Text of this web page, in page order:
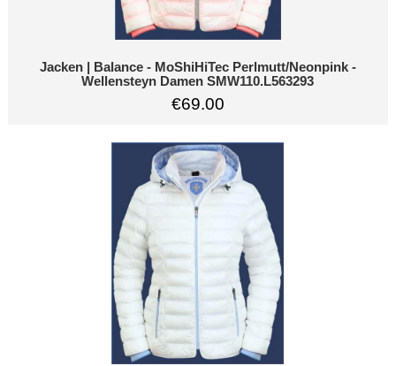
Jacken | Balance - MoShiHiTec Perlmutt/Neonpink -
Wellensteyn Damen SMW110.L563293
€69.00